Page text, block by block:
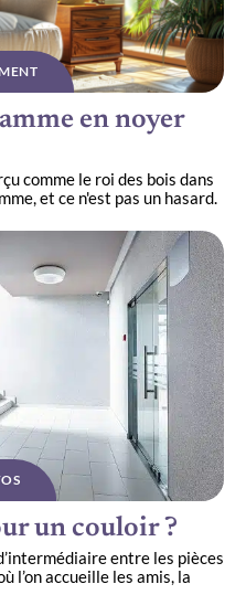
en noyer
comme le roi des bois dans
et ce n'est pas un hasard.
un couloir ?
entre les pièces
l’on accueille les amis, la